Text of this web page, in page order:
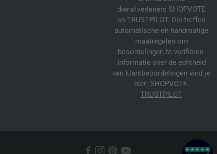
dienstverleners SHOPVOTE
en TRUSTPILOT. Die treffen
automatische en handmatige
maatregelen om
beoordelingen te verifiëren.
Informatie over de echtheid
van klantbeoordelingen vind je
hier: SHOPVOTE,
TRUSTPILOT